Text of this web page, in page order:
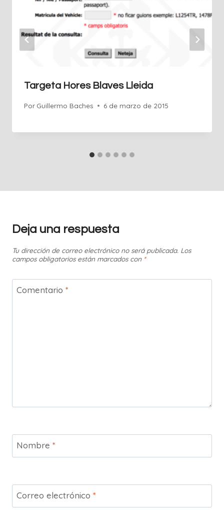
Targeta Hores Blaves Lleida
Por Guillermo Baches 6 de marzo de 2015
Deja una respuesta
Tu dirección de correo electrónico no será publicada. Los
campos obligatorios están marcados con *
Comentario *
Nombre *
Correo electrónico *